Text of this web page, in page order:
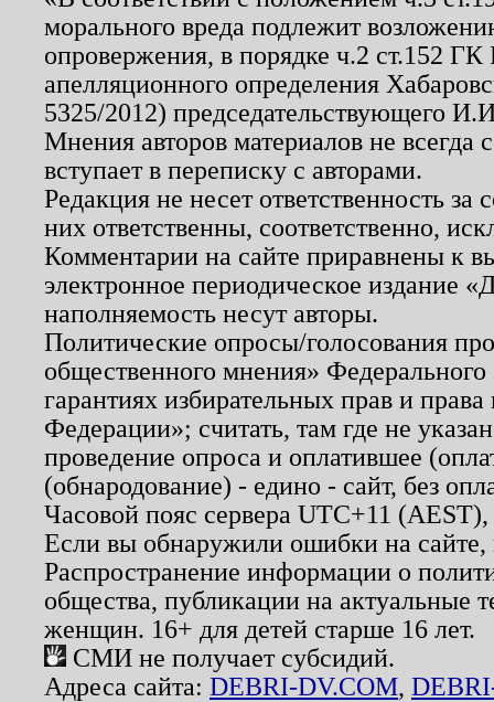
морального вреда подлежит
опровержения, в порядке ч.2 ст.152
апелляционного определения
5325/2012) председательствующего
Мнения авторов материалов не
вступает в переписку с авторами.
Редакция не несет ответственность
них ответственны, соответственно,
Комментарии на сайте приравнены к
электронное периодическое издание
наполняемость несут авторы.
Политические опросы/голосования
общественного мнения»
гарантиях избирательных прав и
Федерации»; считать, там где не
проведение опроса и оплатившее
(обнародование) - едино - сайт, без
Часовой пояс сервера UTC+11
Если вы обнаружили ошибки на
Распространение информации о
общества, публикации на актуальные
женщин. 16+ для детей старше 16 лет.
СМИ не получает субсидий.
Адреса сайта: DEBRI-DV.COM,